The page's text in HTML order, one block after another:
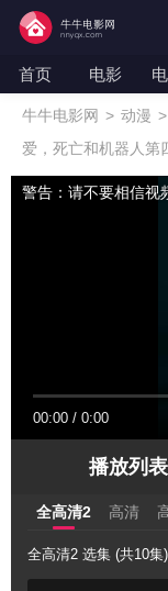
首页 电影
牛牛电影网 > 动漫 >
爱，死亡和机器人第
00:00 / 0:00
警告：请不要相信视
播放列表
全高清2 高清
全高清2 选集 (共10集)